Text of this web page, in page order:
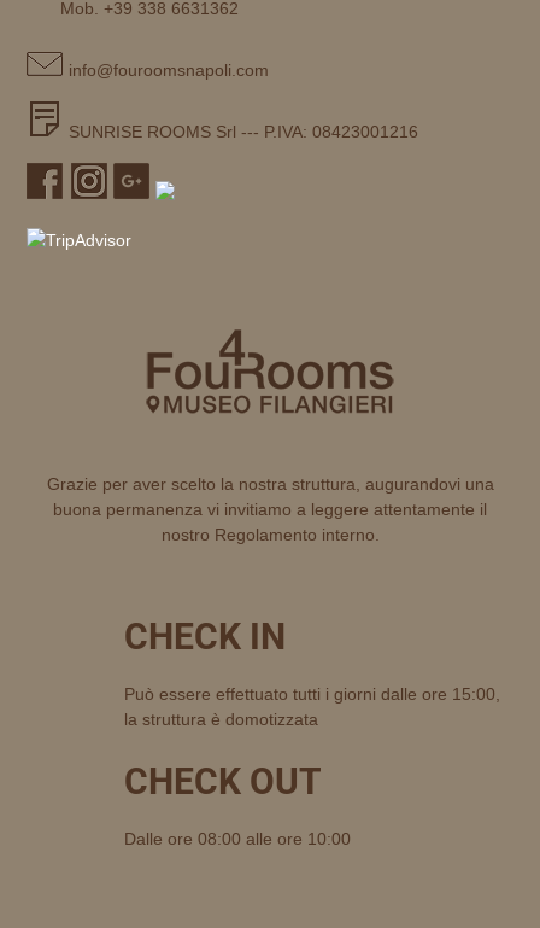
Mob. +39 338 6631362
info@fouroomsnapoli.com
SUNRISE ROOMS Srl --- P.IVA: 08423001216
Grazie per aver scelto la nostra struttura, augurandovi una
buona permanenza vi invitiamo a leggere attentamente il
nostro Regolamento interno.
CHECK IN
Può essere effettuato tutti i giorni dalle ore 15:00,
la struttura è domotizzata
CHECK OUT
Dalle ore 08:00 alle ore 10:00